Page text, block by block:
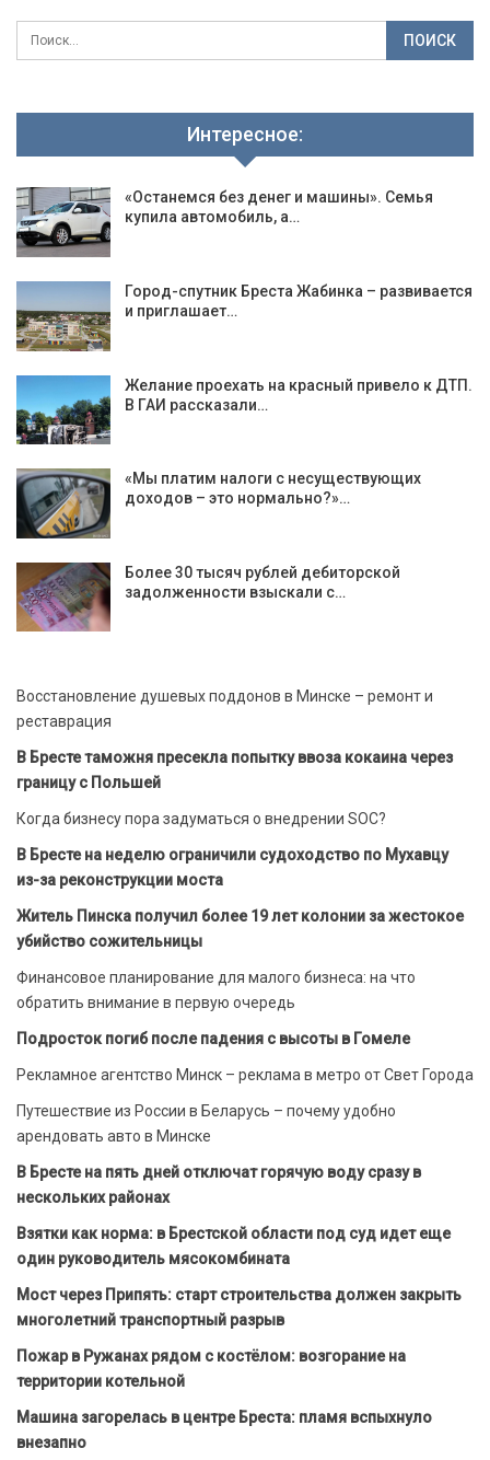
Интересное:
«Останемся без денег и машины». Cемья
купила автомобиль, а…
Город-спутник Бреста Жабинка – развивается
и приглашает…
Желание проехать на красный привело к ДТП.
В ГАИ рассказали…
«Мы платим налоги с несуществующих
доходов – это нормально?»…
Более 30 тысяч рублей дебиторской
задолженности взыскали с…
Восстановление душевых поддонов в Минске – ремонт и
реставрация
В Бресте таможня пресекла попытку ввоза кокаина через
границу с Польшей
Когда бизнесу пора задуматься о внедрении SOC?
В Бресте на неделю ограничили судоходство по Мухавцу
из-за реконструкции моста
Житель Пинска получил более 19 лет колонии за жестокое
убийство сожительницы
Финансовое планирование для малого бизнеса: на что
обратить внимание в первую очередь
Подросток погиб после падения с высоты в Гомеле
Рекламное агентство Минск – реклама в метро от Свет Города
Путешествие из России в Беларусь – почему удобно
арендовать авто в Минске
В Бресте на пять дней отключат горячую воду сразу в
нескольких районах
Взятки как норма: в Брестской области под суд идет еще
один руководитель мясокомбината
Мост через Припять: старт строительства должен закрыть
многолетний транспортный разрыв
Пожар в Ружанах рядом с костёлом: возгорание на
территории котельной
Машина загорелась в центре Бреста: пламя вспыхнуло
внезапно